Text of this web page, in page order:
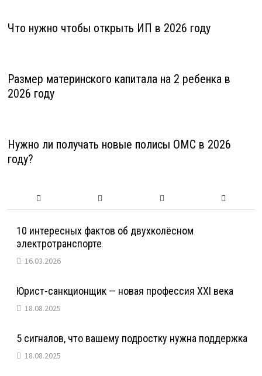
Что нужно чтобы открыть ИП в 2026 году
Размер материнского капитала на 2 ребенка в
2026 году
Нужно ли получать новые полисы ОМС в 2026
году?
10 интересных фактов об двухколёсном
электротранспорте
16.03.2026
Юрист-санкционщик — новая профессия XXI века
18.08.2025
5 сигналов, что вашему подростку нужна поддержка
18.08.2025